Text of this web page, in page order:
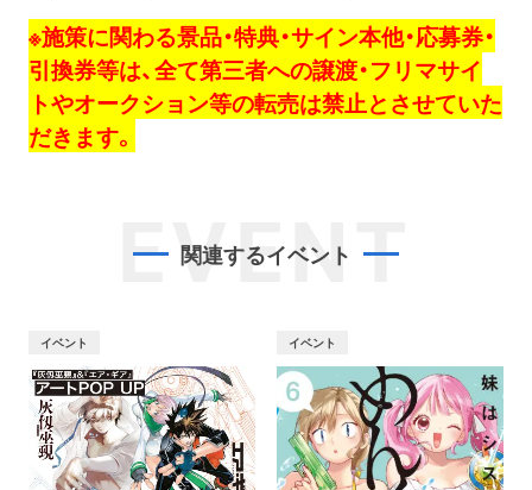
※施策に関わる景品・特典・サイン本他・応募券・
引換券等は、全て第三者への譲渡・フリマサイ
トやオークション等の転売は禁止とさせていた
だきます。
EVENT
関連するイベント
イベント イベント